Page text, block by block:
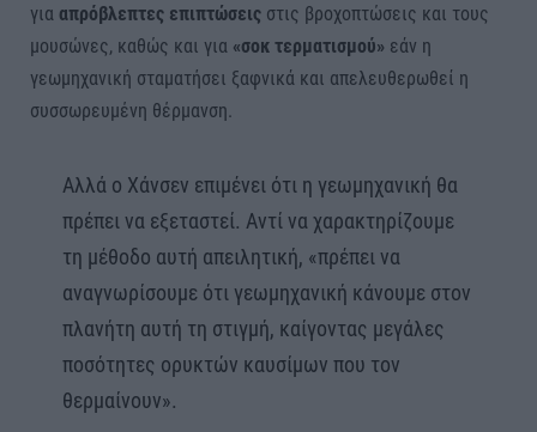
για απρόβλεπτες επιπτώσεις στις βροχοπτώσεις και τους
μουσώνες, καθώς και για «σοκ τερματισμού» εάν η
γεωμηχανική σταματήσει ξαφνικά και απελευθερωθεί η
συσσωρευμένη θέρμανση.
Αλλά ο Χάνσεν επιμένει ότι η γεωμηχανική θα
πρέπει να εξεταστεί. Αντί να χαρακτηρίζουμε
τη μέθοδο αυτή απειλητική, «πρέπει να
αναγνωρίσουμε ότι γεωμηχανική κάνουμε στον
πλανήτη αυτή τη στιγμή, καίγοντας μεγάλες
ποσότητες ορυκτών καυσίμων που τον
θερμαίνουν».